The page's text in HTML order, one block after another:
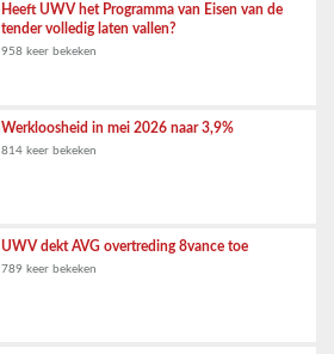
Heeft UWV het Programma van Eisen van de
tender volledig laten vallen?
958 keer bekeken
Werkloosheid in mei 2026 naar 3,9%
814 keer bekeken
UWV dekt AVG overtreding 8vance toe
789 keer bekeken